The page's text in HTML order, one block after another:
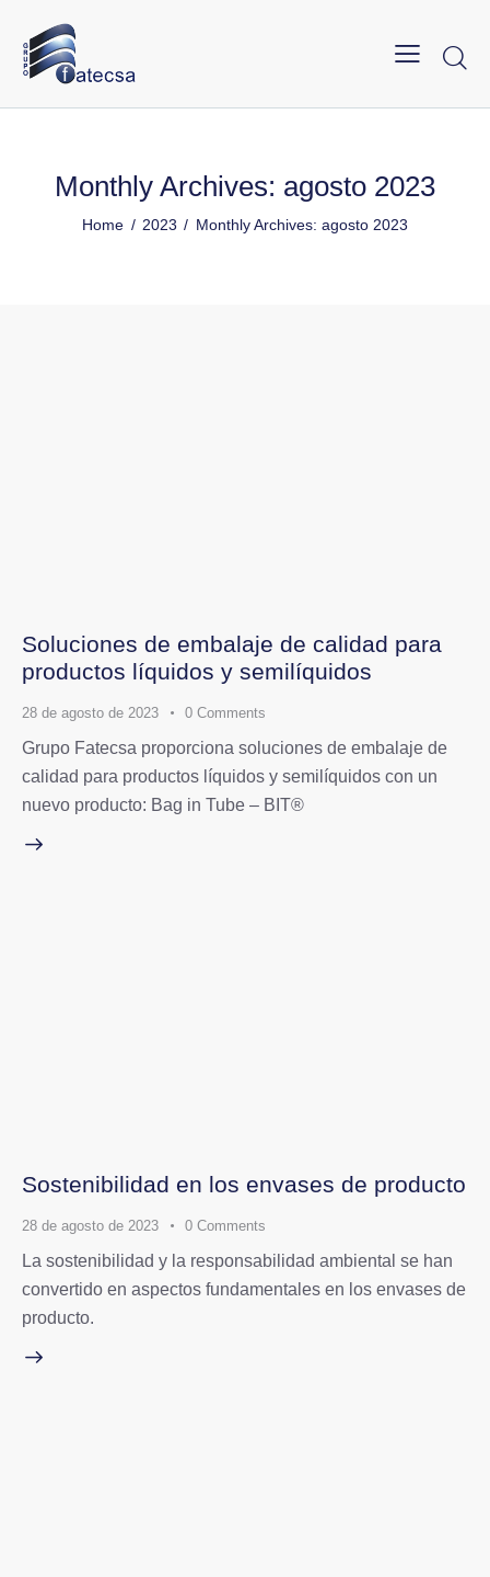
Monthly Archives: agosto 2023
Home 2023 Monthly Archives: agosto 2023
Soluciones de embalaje de calidad para
productos líquidos y semilíquidos
28 de agosto de 2023 0 Comments
Grupo Fatecsa proporciona soluciones de embalaje de
calidad para productos líquidos y semilíquidos con un
nuevo producto: Bag in Tube – BIT®
Sostenibilidad en los envases de producto
28 de agosto de 2023 0 Comments
La sostenibilidad y la responsabilidad ambiental se han
convertido en aspectos fundamentales en los envases de
producto.